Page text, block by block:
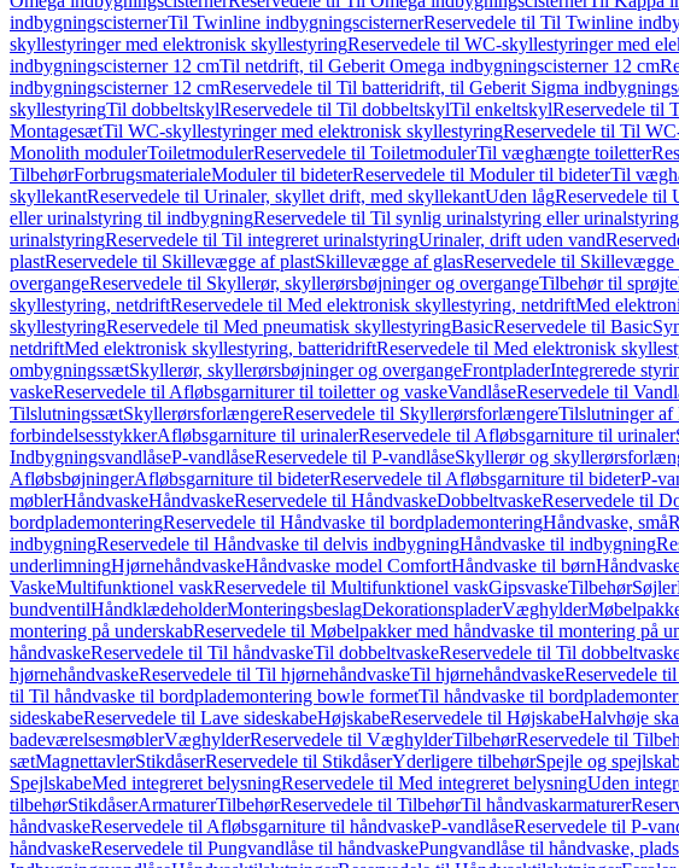
indbygningscisternerTil Twinline indbygningscisternerReservedele til Til Twinline
skyllestyringer med elektronisk skyllestyringReservedele til WC-skyllestyringer med
indbygningscisterner 12 cmTil netdrift, til Geberit Omega indbygningscisterner 12 cm
indbygningscisterner 12 cmReservedele til Til batteridrift, til Geberit Sigma
skyllestyringTil dobbeltskylReservedele til Til dobbeltskylTil enkeltskylReservedele til
MontagesætTil WC-skyllestyringer med elektronisk skyllestyringReservedele til Til
Monolith modulerToiletmodulerReservedele til ToiletmodulerTil væghængte toiletter
TilbehørForbrugsmaterialeModuler til bideterReservedele til Moduler til bideterTil
skyllekantReservedele til Urinaler, skyllet drift, med skyllekantUden lågReservedele til
eller urinalstyring til indbygningReservedele til Til synlig urinalstyring eller
urinalstyringReservedele til Til integreret urinalstyringUrinaler, drift uden vand
plastReservedele til Skillevægge af plastSkillevægge af glasReservedele til Skillevægge
overgangeReservedele til Skyllerør, skyllerørsbøjninger og overgangeTilbehør til
skyllestyring, netdriftReservedele til Med elektronisk skyllestyring, netdriftMed
skyllestyringReservedele til Med pneumatisk skyllestyringBasicReservedele til Basic
netdriftMed elektronisk skyllestyring, batteridriftReservedele til Med elektronisk
ombygningssætSkyllerør, skyllerørsbøjninger og overgangeFrontpladerIntegrerede
vaskeReservedele til Afløbsgarniturer til toiletter og vaskeVandlåseReservedele til
TilslutningssætSkyllerørsforlængereReservedele til SkyllerørsforlængereTilslutninger af
forbindelsesstykkerAfløbsgarniture til urinalerReservedele til Afløbsgarniture til urinaler
IndbygningsvandlåseP-vandlåseReservedele til P-vandlåseSkyllerør og
AfløbsbøjningerAfløbsgarniture til bideterReservedele til Afløbsgarniture til bideterP-
møblerHåndvaskeHåndvaskeReservedele til HåndvaskeDobbeltvaskeReservedele til
bordplademonteringReservedele til Håndvaske til bordplademonteringHåndvaske, små
indbygningReservedele til Håndvaske til delvis indbygningHåndvaske til indbygning
underlimningHjørnehåndvaskeHåndvaske model ComfortHåndvaske til børn
VaskeMultifunktionel vaskReservedele til Multifunktionel vaskGipsvaskeTilbehørSøjler
bundventilHåndklædeholderMonteringsbeslagDekorationspladerVæghylder
montering på underskabReservedele til Møbelpakker med håndvaske til montering på
håndvaskeReservedele til Til håndvaskeTil dobbeltvaskeReservedele til Til
hjørnehåndvaskeReservedele til Til hjørnehåndvaskeTil hjørnehåndvaskeReservedele
til Til håndvaske til bordplademontering bowle formetTil håndvaske til
sideskabeReservedele til Lave sideskabeHøjskabeReservedele til HøjskabeHalvhøje
badeværelsesmøblerVæghylderReservedele til VæghylderTilbehørReservedele til
sætMagnettavlerStikdåserReservedele til StikdåserYderligere tilbehørSpejle og
SpejlskabeMed integreret belysningReservedele til Med integreret belysningUden
tilbehørStikdåserArmaturerTilbehørReservedele til TilbehørTil håndvaskarmaturer
håndvaskeReservedele til Afløbsgarniture til håndvaskeP-vandlåseReservedele til P-
håndvaskeReservedele til Pungvandlåse til håndvaskePungvandlåse til håndvaske,